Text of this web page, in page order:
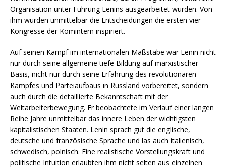
Organisation unter Führung Lenins ausgearbeitet wurden. Von
ihm wurden unmittelbar die Entscheidungen die ersten vier
Kongresse der Komintern inspiriert.
Auf seinen Kampf im internationalen Maßstabе war Lenin nicht
nur durch seine allgemeine tiefe Bildung auf marxistischer
Basis, nicht nur durch seine Erfahrung des revolutionären
Kampfes und Parteiaufbaus in Russland vorbereitet, sondern
auch durch die detaillierte Bekanntschaft mit der
Weltarbeiterbewegung. Er beobachtete im Verlauf einer langen
Reihe Jahre unmittelbar das innere Leben der wichtigsten
kapitalistischen Staaten. Lenin sprach gut die englische,
deutsche und französische Sprache und las auch italienisch,
schwedisch, polnisch. Eine realistische Vorstellungskraft und
politische Intuition erlaubten ihm nicht selten aus einzelnen